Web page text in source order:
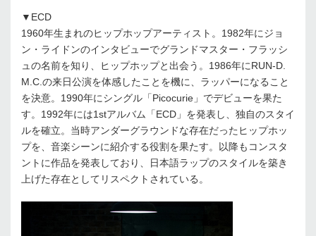
▼ECD
1960年生まれのヒップホップアーティスト。1982年にジョ
ン・ライドンのインタビューでグランドマスター・フラッシ
ュの名前を知り、ヒップホップと出会う。1986年にRUN-D.
M.C.の来日公演を体感したことを機に、ラッパーになること
を決意。1990年にシングル「Picocurie」でデビューを果た
す。1992年には1stアルバム「ECD」を発表し、独自のスタイ
ルを確立。当時アンダーグラウンドな存在だったヒップホッ
プを、音楽シーンに紹介する役割を果たす。以降もコンスタ
ントに作品を発表しており、日本語ラップのスタイルを築き
上げた存在としてリスペクトされている。